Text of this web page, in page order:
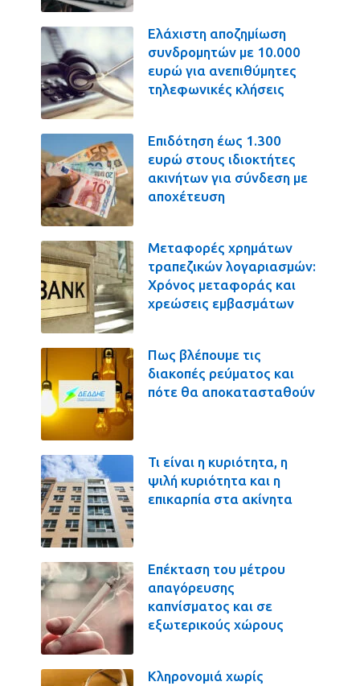
Ελάχιστη αποζημίωση
συνδρομητών με 10.000
ευρώ για ανεπιθύμητες
τηλεφωνικές κλήσεις
Επιδότηση έως 1.300
ευρώ στους ιδιοκτήτες
ακινήτων για σύνδεση με
αποχέτευση
Μεταφορές χρημάτων
τραπεζικών λογαριασμών:
Χρόνος μεταφοράς και
χρεώσεις εμβασμάτων
Πως βλέπουμε τις
διακοπές ρεύματος και
πότε θα αποκατασταθούν
Τι είναι η κυριότητα, η
ψιλή κυριότητα και η
επικαρπία στα ακίνητα
Επέκταση του μέτρου
απαγόρευσης
καπνίσματος και σε
εξωτερικούς χώρους
Κληρονομιά χωρίς